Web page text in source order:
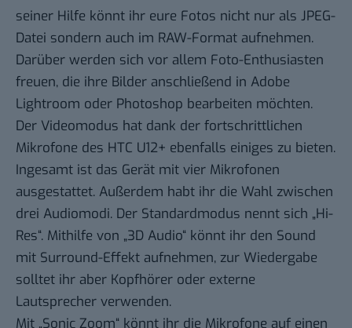
seiner Hilfe könnt ihr eure Fotos nicht nur als JPEG-
Datei sondern auch im RAW-Format aufnehmen.
Darüber werden sich vor allem Foto-Enthusiasten
freuen, die ihre Bilder anschließend in Adobe
Lightroom oder Photoshop bearbeiten möchten.
Der Videomodus hat dank der fortschrittlichen
Mikrofone des HTC U12+ ebenfalls einiges zu bieten.
Ingesamt ist das Gerät mit vier Mikrofonen
ausgestattet. Außerdem habt ihr die Wahl zwischen
drei Audiomodi. Der Standardmodus nennt sich „Hi-
Res“. Mithilfe von „3D Audio“ könnt ihr den Sound
mit Surround-Effekt aufnehmen, zur Wiedergabe
solltet ihr aber Kopfhörer oder externe
Lautsprecher verwenden.
Mit „Sonic Zoom“ könnt ihr die Mikrofone auf einen